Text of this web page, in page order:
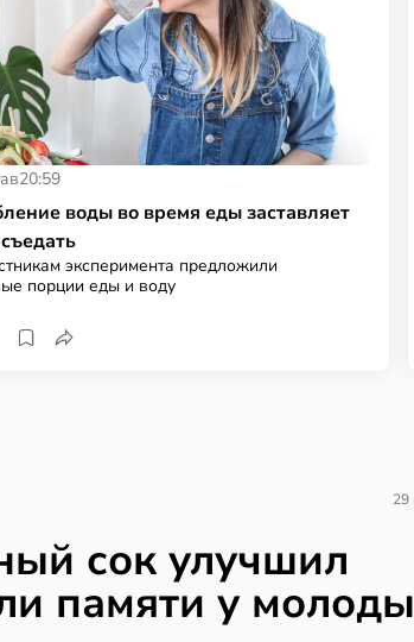
в20:59
воды во время еды заставляет
эксперимента предложили
порции еды и воду
29
сок улучшил
памяти у